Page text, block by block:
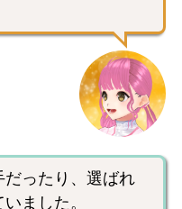
ったり、選ばれ
ました。